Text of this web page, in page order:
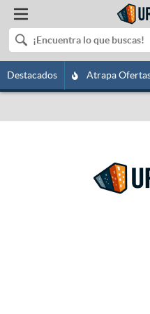
Destacados Atrapa